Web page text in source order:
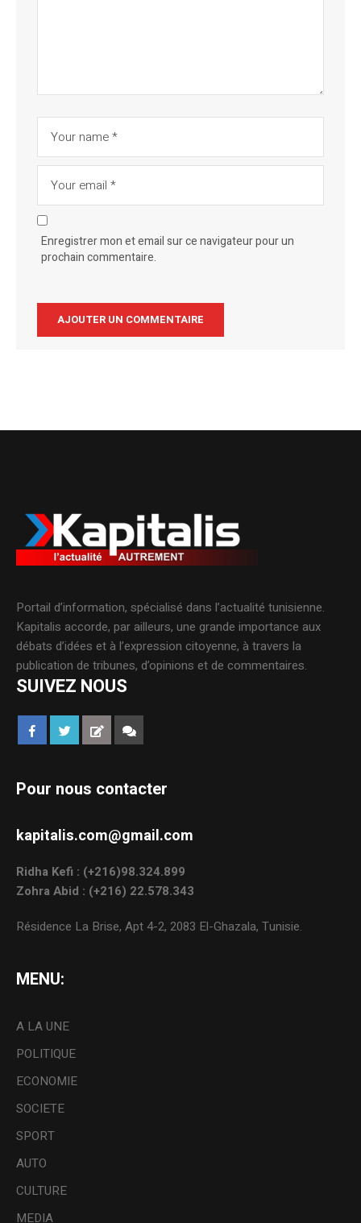
Enregistrer mon et email sur ce navigateur pour un
prochain commentaire.
Portail d’information, spécialisé dans l’actualité tunisienne.
Kapitalis accorde, par ailleurs, une grande importance aux
débats d’idées et à l’expression citoyenne, à travers la
publication de tribunes, d’opinions et de commentaires.
SUIVEZ NOUS
Pour nous contacter
kapitalis.com@gmail.com
Ridha Kefi : (+216)98.324.899
Zohra Abid : (+216) 22.578.343
Résidence La Brise, Apt 4-2, 2083 El-Ghazala, Tunisie.
MENU:
A LA UNE
POLITIQUE
ECONOMIE
SOCIETE
SPORT
AUTO
CULTURE
MEDIA